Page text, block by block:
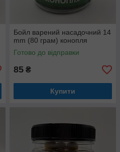
Бойл варений насадочний 14
mm (80 грам) конопля
Готово до відправки
85 ₴
Купити